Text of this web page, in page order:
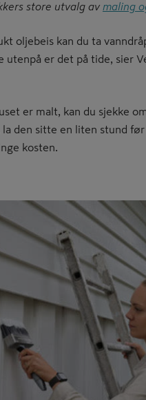
store utvalg av maling
oljebeis kan du ta
utenpå er det på tide, sier
er malt, kan du sjekke
la den sitte en liten stund
kosten.